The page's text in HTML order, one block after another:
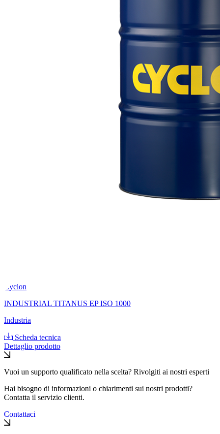
Cyclon
INDUSTRIAL TITANUS EP ISO 1000
Industria
Scheda tecnica
Dettaglio prodotto
Vuoi un supporto qualificato nella scelta? Rivolgiti ai nostri esperti
Hai bisogno di informazioni o chiarimenti sui nostri prodotti?
Contatta il servizio clienti.
Contattaci